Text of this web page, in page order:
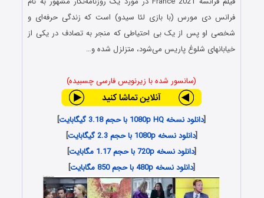
فرانس دی مورس (با بازی لئا سیدو) است که زندگی حرفه‌ای و
شخصی او پس از یک بی احتیاطی که منجر به تصادف در یکی از
خیابان‎های شلوغ پاریس می‌شود، متزلزل شده و…
(سانسور شده با زیرنویس فارسی چسبیده)
[دانلود نسخه 1080p HQ با حجم 3.18 گیگابایت
]
[دانلود نسخه 1080p با حجم 2.3 گیگابایت
]
[دانلود نسخه 720p با حجم 1.17 مگابایت
]
[دانلود نسخه 480p با حجم 850 مگابایت ]